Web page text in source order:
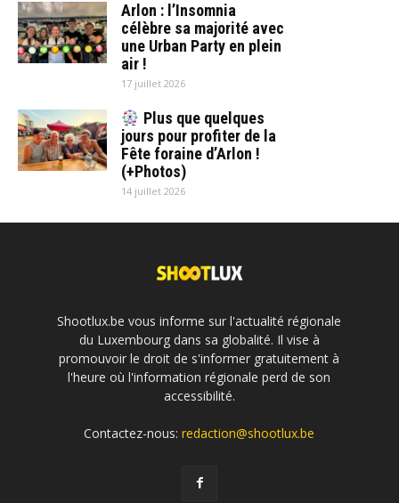
Arlon : l’Insomnia
célèbre sa majorité avec
une Urban Party en plein
air !
17 juillet 2026
Plus que quelques
jours pour profiter de la
Fête foraine d’Arlon !
(+Photos)
14 juillet 2026
Shootlux.be vous informe sur l'actualité régionale
du Luxembourg dans sa globalité. Il vise à
promouvoir le droit de s'informer gratuitement à
l'heure où l'information régionale perd de son
accessibilité.
Contactez-nous:redaction@shootlux.be